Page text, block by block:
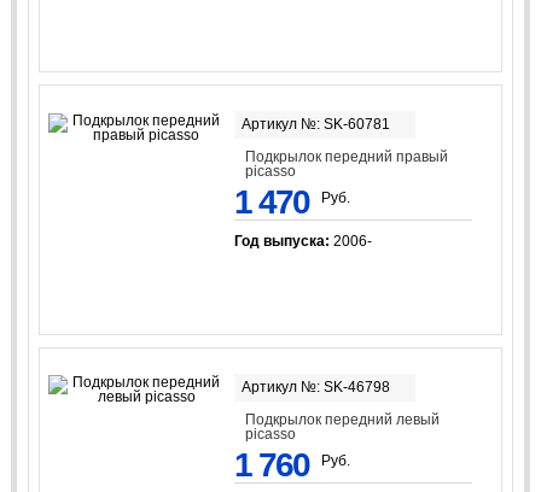
Артикул №: SK-60781
Подкрылок передний правый
picasso
1 470 Руб.
Год выпуска: 2006-
Артикул №: SK-46798
Подкрылок передний левый
picasso
1 760 Руб.